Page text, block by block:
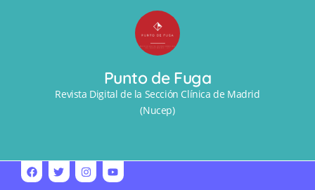
Punto de Fuga
Revista Digital de la Sección Clínica de Madrid
(Nucep)